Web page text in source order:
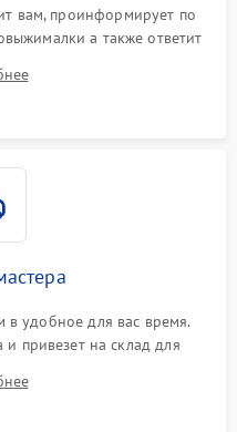
вам, проинформирует по
а также ответит
в удобное для вас время.
привезет на склад для